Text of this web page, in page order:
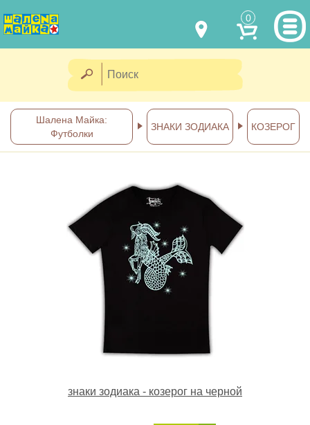
0
(067) 011 0404
shalena@mayka.dp.ua
Посмотреть на карте
Отправка по Украине каждый
день
НАШИ РАБОТЫ
КАК КУПИТЬ
КАК НАС НАЙТИ
ПОЛНАЯ ВЕРСИЯ САЙТА
Шалена Майка:
Футболки
ЗНАКИ ЗОДИАКА КОЗЕРОГ
знаки зодиака - козерог на черной